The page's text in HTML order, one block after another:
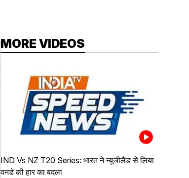
MORE VIDEOS
IND Vs NZ T20 Series: भारत ने न्यूजीलैंड से लिया
वनडे की हार का बदला